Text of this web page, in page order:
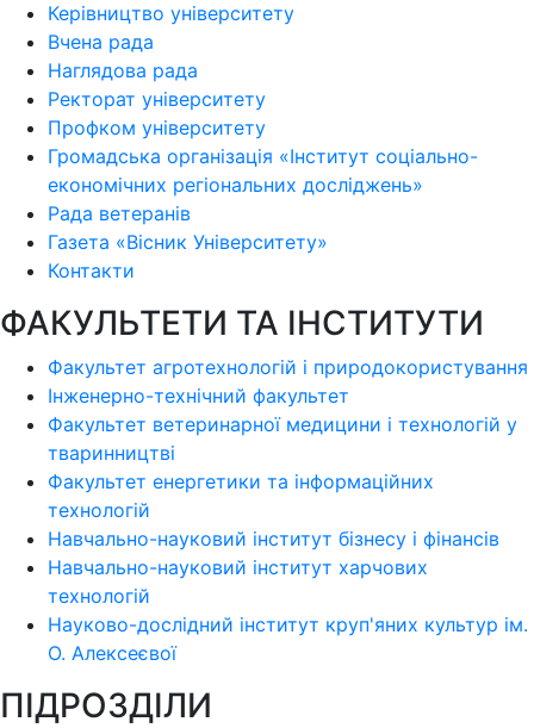
Керівництво університету
Вчена рада
Наглядова рада
Ректорат університету
Профком університету
Громадська організація «Інститут соціально-
економічних регіональних досліджень»
Рада ветеранів
Газета «Вісник Університету»
Контакти
ФАКУЛЬТЕТИ ТА ІНСТИТУТИ
Факультет агротехнологій і природокористування
Інженерно-технічний факультет
Факультет ветеринарної медицини і технологій у
тваринництві
Факультет енергетики та інформаційних
технологій
Навчально-науковий інститут бізнесу і фінансів
Навчально-науковий інститут харчових
технологій
Науково-дослідний інститут круп'яних культур ім.
О. Алексеєвої
ПІДРОЗДІЛИ